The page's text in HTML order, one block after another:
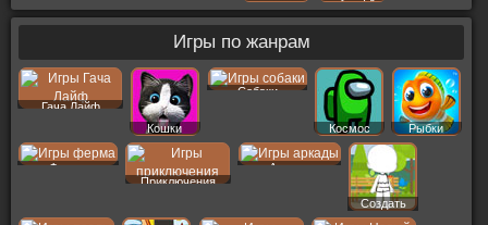
Игры по жанрам
Гача Лайф
Кошки
Собаки
Космос Рыбки
Ферма
Приключения
Аркады
Создать
Пер